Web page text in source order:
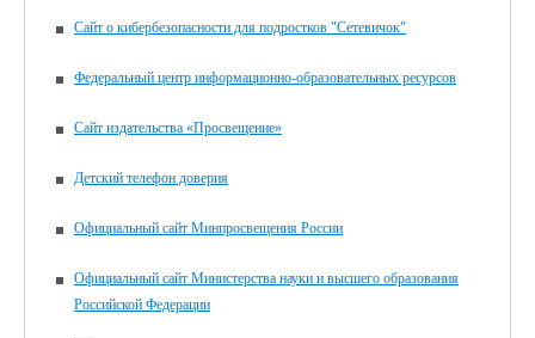
Сайт о кибербезопасности для подростков "Сетевичок"
Федеральный центр информационно-образовательных ресурсов
Сайт издательства «Просвещение»
Детский телефон доверия
Официальный сайт Минпросвещения России
Официальный сайт Министерства науки и высшего образования
Российской Федерации